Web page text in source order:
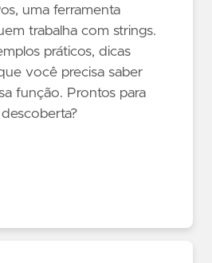
uma ferramenta
trabalha com strings.
práticos, dicas
você precisa saber
função. Prontos para